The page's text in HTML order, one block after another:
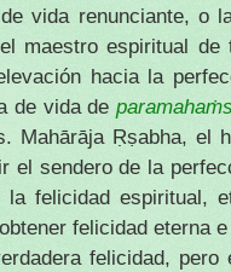
vida renunciante, o
maestro espiritual de
hacia la
de vida de
Mahārāja Ṛṣabha, el
el sendero de la
felicidad espiritual,
felicidad eterna
felicidad,